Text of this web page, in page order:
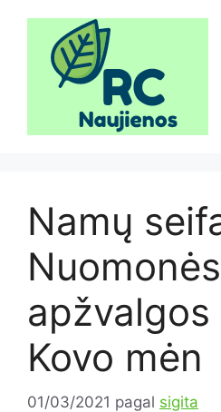
Namų
apžvalgos
Kovo mėn
01/03/2021 pagal sigita